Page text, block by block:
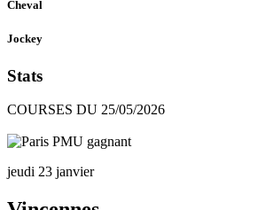
Cheval
Jockey
Stats
COURSES DU 25/05/2026
jeudi 23 janvier